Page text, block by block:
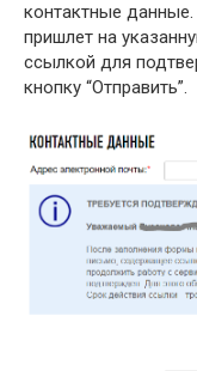
контактные
пришлет на
ссылкой для
кнопку “Отправить”.